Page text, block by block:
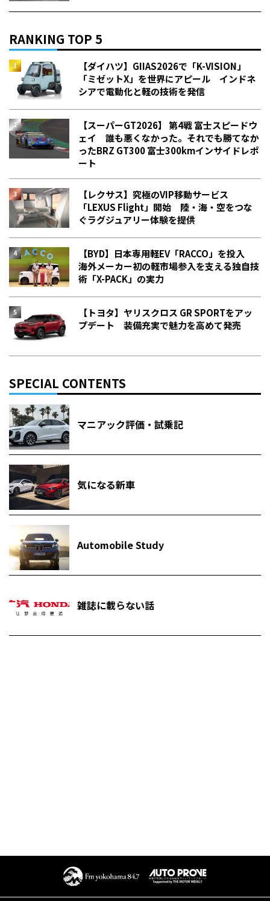
RANKING TOP 5
【ダイハツ】GIIAS2026で「K-VISION」
「ミゼットX」を世界にアピール インドネ
シアで電動化と軽の技術を発信
【スーパーGT2026】 第4戦 富士スピードウ
ェイ 誰も悪くなかった。それでも勝てなか
った――BRZ GT300 富士300kmインサイドレポ
ート
【レクサス】究極のVIP移動サービス
「LEXUS Flight」開始 陸・海・空をつな
ぐラグジュアリー体験を提供
【BYD】日本専用軽EV「RACCO」を投入
海外メーカー初の軽市場参入を支える独自技
術「X-PACK」の実力
【トヨタ】ヤリスクロス GR SPORTをアッ
プデート 装備充実で魅力を高めて発売
SPECIAL CONTENTS
マニアック評価・試乗記
気になる新車
Automobile Study
雑誌に載らない話